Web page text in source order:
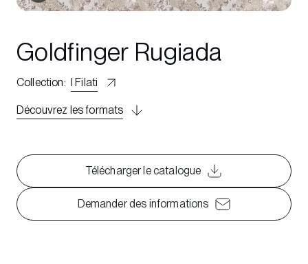
Goldfinger Rugiada
Collection: I Filati
Découvrez les formats
Télécharger le catalogue
Demander des informations